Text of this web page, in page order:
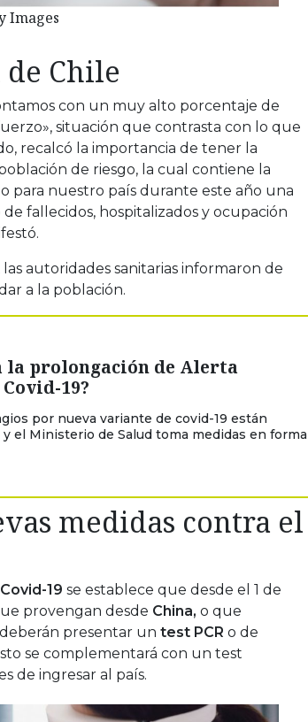
Images
Chile
con un muy alto porcentaje de
situación que contrasta con lo que
recalcó la importancia de tener la
de riesgo, la cual contiene la
para nuestro país durante este año una
fallecidos, hospitalizados y ocupación
autoridades sanitarias informaron de
a la población.
la prolongación de Alerta
19?
por nueva variante de covid-19 están
el Ministerio de Salud toma medidas en forma
medidas contra el
19 se establece que desde el 1 de
provengan desde China, o que
presentar un test PCR o de
se complementará con un test
de ingresar al país.